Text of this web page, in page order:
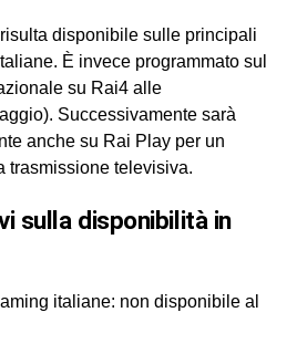
disponibile sulle principali
È invece programmato sul
su Rai4 alle
Successivamente sarà
anche su Rai Play per un
trasmissione televisiva.
italiane: non disponibile al